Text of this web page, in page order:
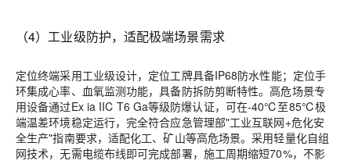
（4）工业级防护，适配极端场景需求
定位终端采用工业级设计，定位工牌具备IP68防水性能；定位手
环集成心率、血氧监测功能，具备防拆防剪断特性。高危场景专
用设备通过Ex ia IIC T6 Ga等级防爆认证，可在-40℃至85℃极
端温差环境稳定运行，完全符合应急管理部"工业互联网+危化安
全生产"指南要求，适配化工、矿山等高危场景。采用轻量化自组
网技术，无需电缆布线即可完成部署，施工周期缩短70%，不影